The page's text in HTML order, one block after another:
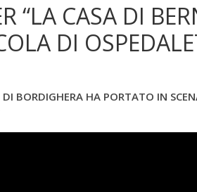
“LA CASA DI
DI
DI BORDIGHERA HA PORTATO IN